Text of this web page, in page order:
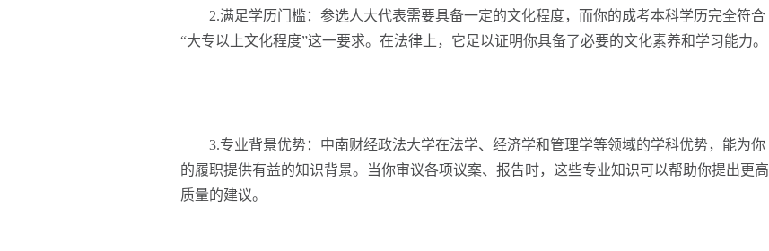
2.满足学历门槛：参选人大代表需要具备一定的文化程度，而你的成考本科学历完全符合
“大专以上文化程度”这一要求。在法律上，它足以证明你具备了必要的文化素养和学习能力。
3.专业背景优势：中南财经政法大学在法学、经济学和管理学等领域的学科优势，能为你
的履职提供有益的知识背景。当你审议各项议案、报告时，这些专业知识可以帮助你提出更高
质量的建议。